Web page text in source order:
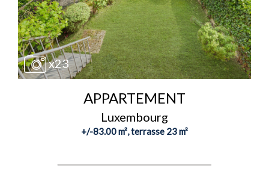
x23
APPARTEMENT
Luxembourg
+/-83.00 m², terrasse 23 m²